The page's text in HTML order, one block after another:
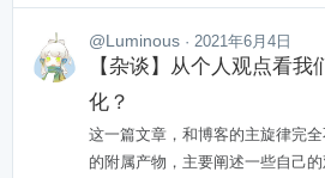
@Luminous · 2021年6月4日
【杂谈】从个人观点看
化？
这一篇文章，和博客的主旋律完
的附属产物，主要阐述一些自己